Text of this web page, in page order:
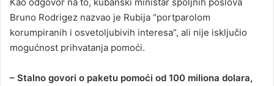
Bruno Rodrigez nazvao je Rubija “portparolom
korumpiranih i osvetoljubivih interesa”, ali nije isključio
mogućnost prihvatanja pomoći.
– Stalno govori o paketu pomoći od 100 miliona dolara,